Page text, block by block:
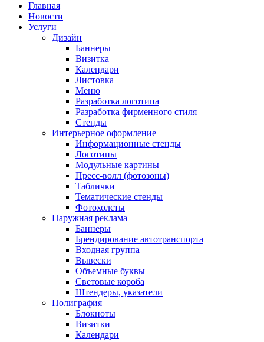
Главная
Новости
Услуги
Дизайн
Баннеры
Визитка
Календари
Листовка
Меню
Разработка логотипа
Разработка фирменного стиля
Стенды
Интерьерное оформление
Информационные стенды
Логотипы
Модульные картины
Пресс-волл (фотозоны)
Таблички
Тематические стенды
Фотохолсты
Наружная реклама
Баннеры
Брендирование автотранспорта
Входная группа
Вывески
Объемные буквы
Световые короба
Штендеры, указатели
Полиграфия
Блокноты
Визитки
Календари